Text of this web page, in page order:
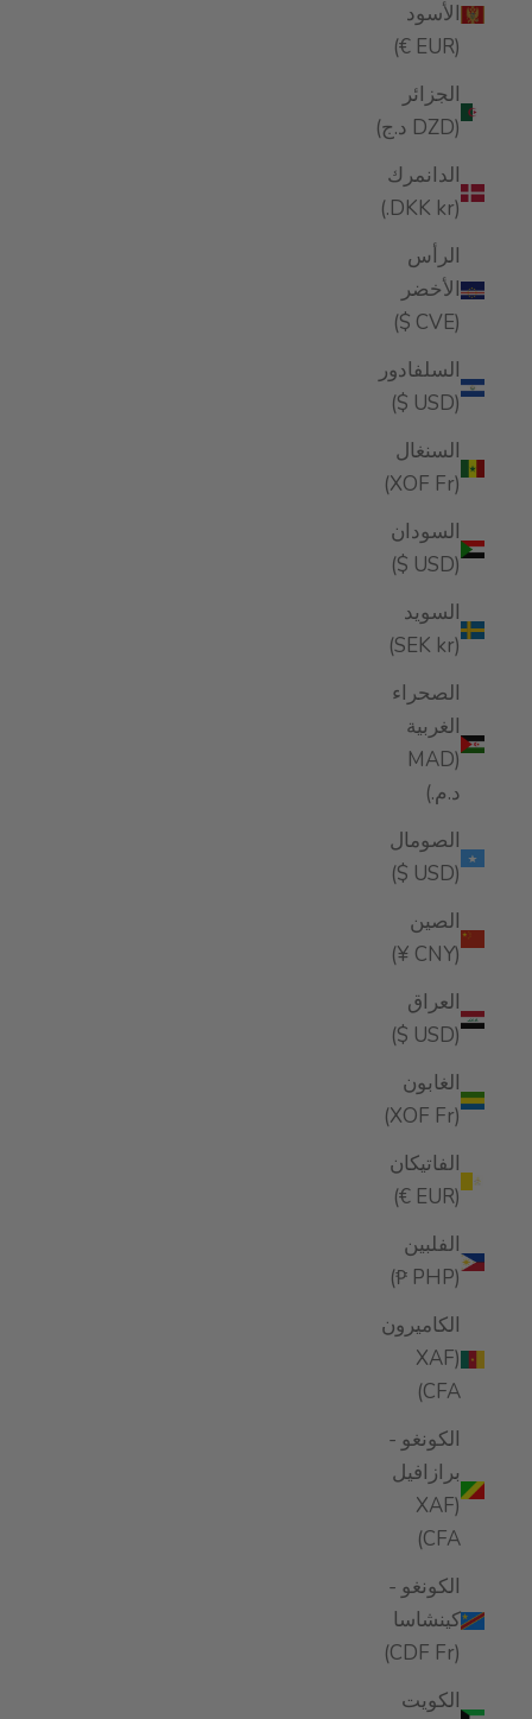
الأسود
(EUR €)
الجزائر
(DZD د.ج)
الدانمرك
(DKK kr.)
الرأس
الأخضر
(CVE $)
السلفادور
(USD $)
السنغال
(XOF Fr)
السودان
(USD $)
السويد
(SEK kr)
الصحراء
الغربية
(MAD
د.م.)
الصومال
(USD $)
الصين
(CNY ¥)
العراق
(USD $)
الغابون
(XOF Fr)
الفاتيكان
(EUR €)
الفلبين
(PHP ₱)
الكاميرون
(XAF
CFA)
الكونغو -
برازافيل
(XAF
CFA)
الكونغو -
كينشاسا
(CDF Fr)
الكويت